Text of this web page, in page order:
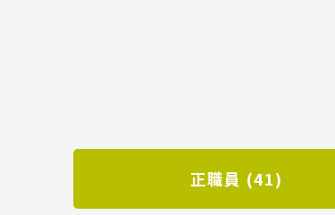
正職員 (41)